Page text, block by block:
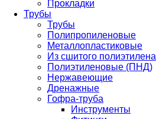
Прокладки
Трубы
Трубы
Полипропиленовые
Металлопластиковые
Из сшитого полиэтилена
Полиэтиленовые (ПНД)
Нержавеющие
Дренажные
Гофра-труба
Инструменты